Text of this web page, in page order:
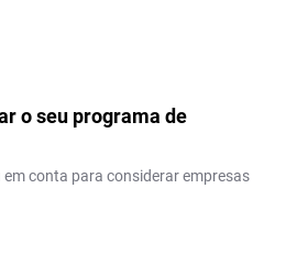
o seu programa de
conta para considerar empresas